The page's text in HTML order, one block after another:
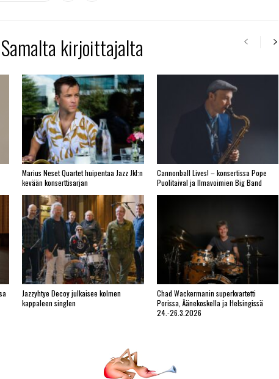
Samalta kirjoittajalta
Marius Neset Quartet huipentaa Jazz Jkl:n
kevään konserttisarjan
Cannonball Lives! – konsertissa Pope
Puolitaival ja Ilmavoimien Big Band
Jazzyhtye Decoy julkaisee kolmen
kappaleen singlen
Chad Wackermanin superkvartetti
Porissa, Äänekoskella ja Helsingissä
24.-26.3.2026